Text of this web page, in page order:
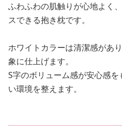
ふわふわの肌触りが心地よく
スできる抱き枕です。
ホワイトカラーは清潔感があ
象に仕上げます。
S字のボリューム感が安心感
い環境を整えます。